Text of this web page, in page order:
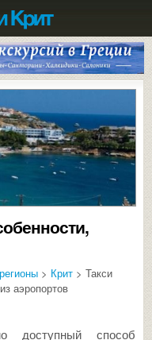
> Крит > Такси
аэропортов
доступный способ